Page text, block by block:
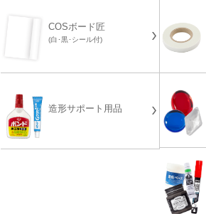
COSボード匠
(白･黒･シール付)
造形サポート用品